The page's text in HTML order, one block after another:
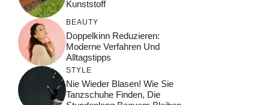
Kunststoff
BEAUTY
Doppelkinn Reduzieren:
Moderne Verfahren Und
Alltagstipps
STYLE
Nie Wieder Blasen! Wie Sie
Tanzschuhe Finden, Die